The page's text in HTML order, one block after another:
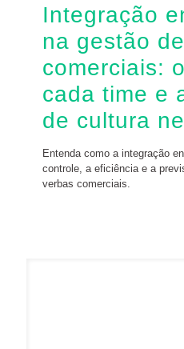
Integração
na gestão
comerciais:
cada time e
de cultura
Entenda como a integração
controle, a eficiência e a
verbas comerciais.